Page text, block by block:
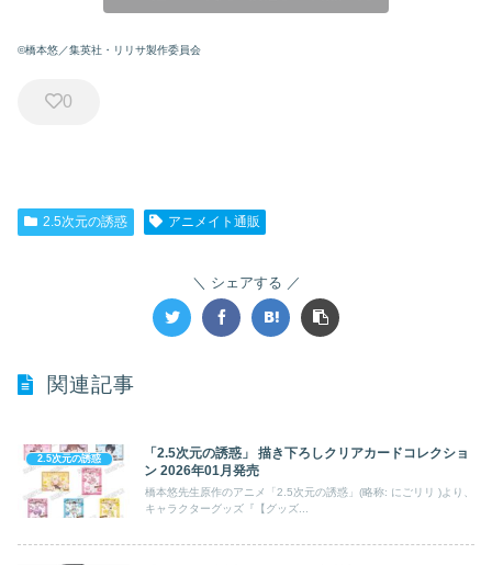
©橋本悠／集英社・リリサ製作委員会
0
2.5次元の誘惑 アニメイト通販
シェアする
関連記事
2.5次元の誘惑
「2.5次元の誘惑」 描き下ろしクリアカードコレクショ
ン 2026年01月発売
橋本悠先生原作のアニメ「2.5次元の誘惑」(略称: にごリリ )より、
キャラクターグッズ『【グッズ...